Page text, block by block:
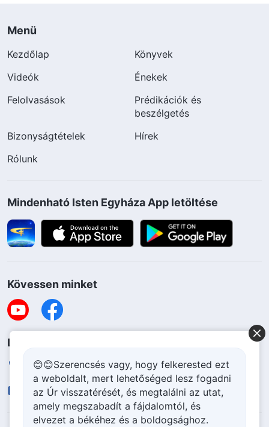
Menü
Kezdőlap
Könyvek
Videók
Énekek
Felolvasások
Prédikációk és
beszélgetés
Bizonyságtételek
Hírek
Rólunk
Mindenható Isten Egyháza App letöltése
Kövessen minket
Lépjen kapcsolatba velünk
+36-70-207-6063
contact.hu@godfootsteps.org
😊😊Szerencsés vagy, hogy felkerested ezt
a weboldalt, mert lehetőséged lesz fogadni
az Úr visszatérését, és megtalálni az utat,
amely megszabadít a fájdalomtól, és
elvezet a békéhez és a boldogsághoz.